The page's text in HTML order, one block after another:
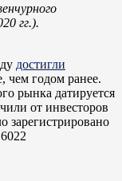
гг.).
достигли
чем годом ранее.
рынка датируется
от инвесторов
зарегистрировано